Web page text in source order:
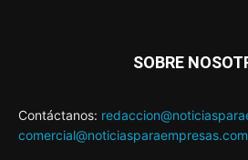
SOBRE
Contáctanos:
comercial@noticiasparaempresas.com